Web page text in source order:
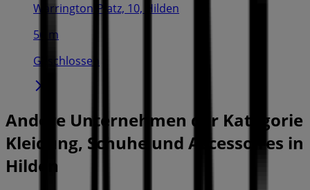
Warrington-Platz, 10, Hilden
56 m
Geschlossen
Andere Unternehmen der Kategorie
Kleidung, Schuhe und Accessoires in
Hilden